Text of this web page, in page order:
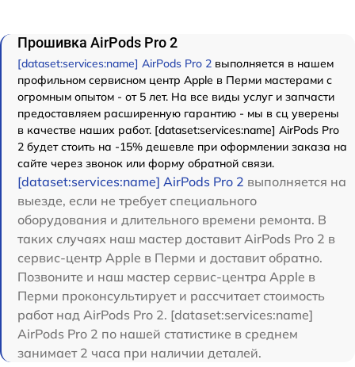
Прошивка AirPods Pro 2
[dataset:services:name] AirPods Pro 2 выполняется в нашем
профильном сервисном центр Apple в Перми мастерами с
огромным опытом - от 5 лет. На все виды услуг и запчасти
предоставляем расширенную гарантию - мы в сц уверены
в качестве наших работ. [dataset:services:name] AirPods Pro
2 будет стоить на -15% дешевле при оформлении заказа на
сайте через звонок или форму обратной связи.
[dataset:services:name] AirPods Pro 2 выполняется на
выезде, если не требует специального
оборудования и длительного времени ремонта. В
таких случаях наш мастер доставит AirPods Pro 2 в
сервис-центр Apple в Перми и доставит обратно.
Позвоните и наш мастер сервис-центра Apple в
Перми проконсультирует и рассчитает стоимость
работ над AirPods Pro 2. [dataset:services:name]
AirPods Pro 2 по нашей статистике в среднем
занимает 2 часа при наличии деталей.